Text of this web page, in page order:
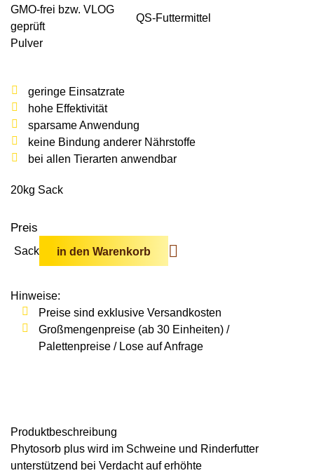
Wildschweine
Enten & Gänse
Ziegen
Katzen
Rohstoffe & Einzelfuttermittel
Stall & Co
Stallbedarf
Einstreu
Siliermittel
GMO-frei bzw. VLOG
geprüft
QS-Futter­mittel
Pulver
geringe Einsatzrate
hohe Effektivität
sparsame Anwendung
keine Bindung anderer Nährstoffe
bei allen Tierarten anwendbar
20kg Sack
Preis
Sack in den Warenkorb
Hinweise:
Preise sind exklusive Versandkosten
Großmengenpreise (ab 30 Einheiten) /
Palettenpreise / Lose auf Anfrage
Produkt­beschreibung
Phytosorb plus wird im Schweine und Rinderfutter
unterstützend bei Verdacht auf erhöhte